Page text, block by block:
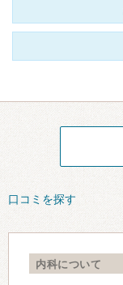
口コミを探す
内科について